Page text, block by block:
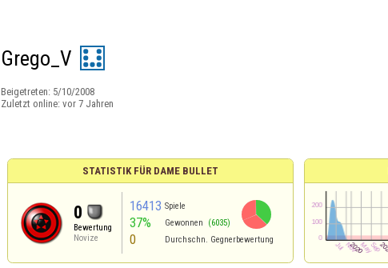
Grego_V
Beigetreten: 5/10/2008
Zuletzt online: vor 7 Jahren
STATISTIK FÜR DAME BULLET
0
Bewertung
Novize
16413 Spiele
37% Gewonnen (6035)
0 Durchschn. Gegnerbewertung